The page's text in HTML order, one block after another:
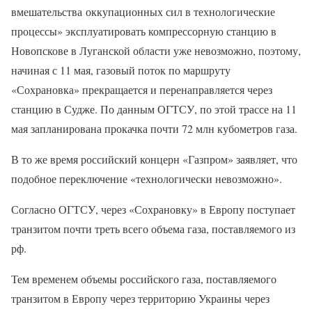
вмешательства оккупационных сил в технологические
процессы» эксплуатировать компрессорную станцию ​​в
Новопскове в Луганской области уже невозможно, поэтому,
начиная с 11 мая, газовый поток по маршруту
«Сохрановка» прекращается и перенаправляется через
станцию в Судже. По данным ОГТСУ, по этой трассе на 11
мая запланирована прокачка почти 72 млн кубометров газа.
В то же время российский концерн «Газпром» заявляет, что
подобное переключение «технологически невозможно».
Согласно ОГТСУ, через «Сохрановку» в Европу поступает
транзитом почти треть всего объема газа, поставляемого из
рф.
Тем временем объемы российского газа, поставляемого
транзитом в Европу через территорию Украины через